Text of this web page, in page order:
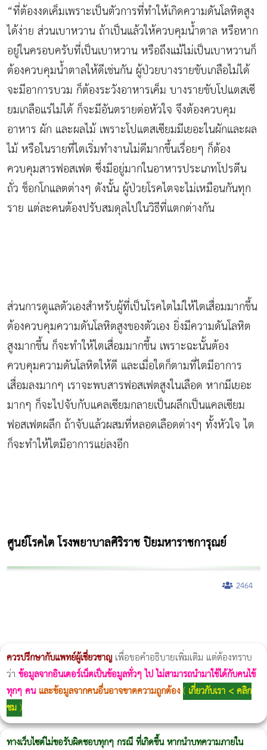
“ที่ต้องงดเค็มเพราะเป็นตัวการที่ทำให้เกิดความดันโลหิตสูง
ได้ง่าย ส่วนเบาหวาน ถ้าเป็นแล้วให้ควบคุมน้ำตาล หรือหาก
อยู่ในครอบครับที่เป็นเบาหวาน หรือถึงแม้ไม่เป็นเบาหวานก็
ต้องควบคุมน้ำตาลให้ดีเช่นกัน ผู้ป่วยบางรายขับเกลือไม่ได้
จะมีอาการบวม ก็ต้องระวังอาหารเค็ม บางรายขับโปแตสเซี
ยมเกลือแร่ไม่ได้ ก็จะมีอันตรายต่อหัวใจ จึงต้องควบคุม
อาหาร ผัก และผลไม้ เพราะโปแตสเซียมมีเยอะในผักและผล
ไม้ หรือในรายที่ไตเริ่มทำงานไม่ดีมากขึ้นเรื่อยๆ ก็ต้อง
ควบคุมสารฟอสเฟต ซึ่งมีอยู่มากในอาหารประเภทโปรตีน
ถั่ว ช็อกโกแลตต่างๆ ดังนั้น ผู้ป่วยโรคไตจะไม่เหมือนกันทุก
ราย แต่ละคนต้องปรับสมดุลไปในวิธีที่แตกต่างกัน
ส่วนการดูแลตัวเองสำหรับผู้ที่เป็นโรคไตไม่ให้ไตเสื่อมมากขึ้น
ต้องควบคุมความดันโลหิตสูงของตัวเอง ยิ่งมีความดันโลหิต
สูงมากขึ้น ก็จะทำให้ไตเสื่อมมากขึ้น เพราะฉะนั้นต้อง
ควบคุมความดันโลหิตให้ดี และเมื่อใดก็ตามที่ไตมีอาการ
เสื่อมลงมากๆ เราจะพบสารฟอสเฟตสูงในเลือด หากมีเยอะ
มากๆ ก็จะไปจับกับแคลเซียมกลายเป็นผลึกเป็นแคลเซียม
ฟอสเฟตผลึก ถ้าจับแล้วผสมที่หลอดเลือดต่างๆ ทั้งหัวใจ ไต
ก็จะทำให้ไตมีอาการแย่ลงอีก
ศูนย์โรคไต โรงพยาบาลศิริราช ปิยมหาราชการุณย์
2464
ควรปรึกษากับแพทย์ผู้เชี่ยวชาญเพื่อขอคำอธิบายเพิ่มเติม แต่ต้องทราบ
ว่า ข้อมูลจากอินเตอร์เน็ตเป็นข้อมูลทั่วๆ ไป ไม่สามารถนำมาใช้ได้กับคนไข้
ทุกๆ คน และข้อมูลจากคนอื่นอาจขาดความถูกต้อง( เกี่ยวกับเรา < คลิก
ชม)
ทางเว็บไซต์ไม่ขอรับผิดชอบทุกๆ กรณี ที่เกิดขึ้น หากนำบทความภายใน